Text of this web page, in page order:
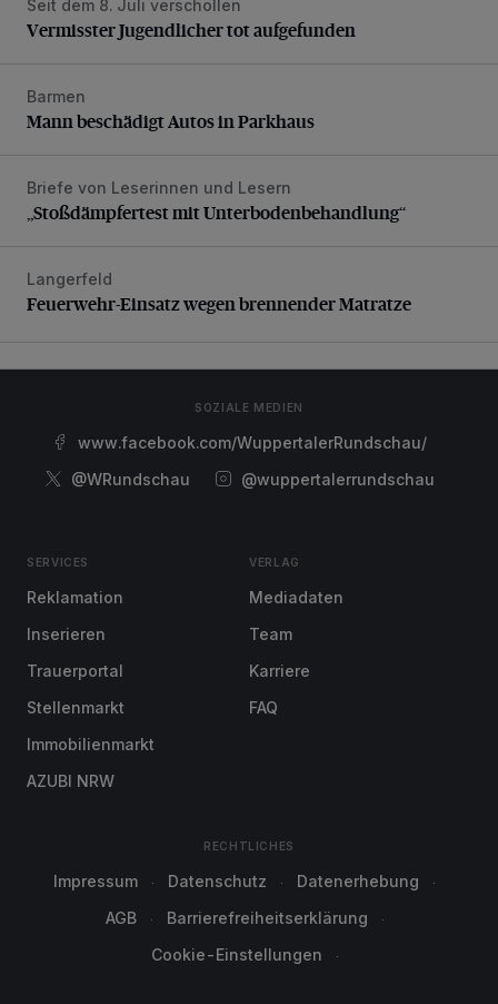
Vermisster Jugendlicher tot aufgefunden
Seit dem 8. Juli verschollen
Vermisster Jugendlicher tot aufgefunden
Mann beschädigt Autos in Parkhaus
Barmen
Mann beschädigt Autos in Parkhaus
„Stoßdämpfertest mit Unterbodenbehandlung“
Briefe von Leserinnen und Lesern
„Stoßdämpfertest mit Unterbodenbehandlung“
Feuerwehr-Einsatz wegen brennender Matratze
Langerfeld
Feuerwehr-Einsatz wegen brennender Matratze
SOZIALE MEDIEN
www.facebook.com/WuppertalerRundschau/
@WRundschau
@wuppertalerrundschau
SERVICES
Reklamation
Inserieren
Trauerportal
Stellenmarkt
Immobilienmarkt
AZUBI NRW
VERLAG
Mediadaten
Team
Karriere
FAQ
RECHTLICHES
Impressum Datenschutz
Datenerhebung
AGB
Barrierefreiheitserklärung
Cookie-Einstellungen